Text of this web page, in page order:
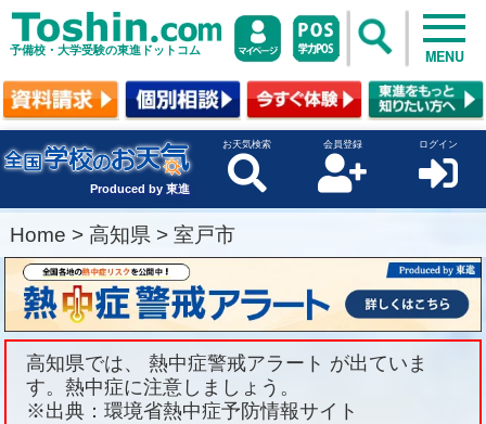
予備校・大学受験の東進ドットコム MENU
Produced by 東進
お天気検索 会員登録 ログイン
Home > 高知県 > 室戸市
高知県では、 熱中症警戒アラート が出ていま
す。熱中症に注意しましょう。
※出典：環境省熱中症予防情報サイト